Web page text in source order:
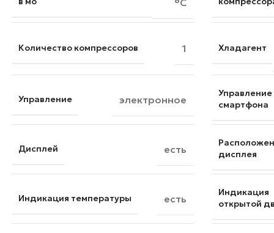
°C
Количество компрессоров 1 Хладагент
Управление электронное
Управление
смартфона
Дисплей есть
дисплея
Индикация температуры есть
Индикация
открытой